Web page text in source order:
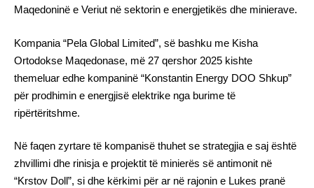
Maqedoninë e Veriut në sektorin e energjetikës dhe minierave.
Kompania “Pela Global Limited”, së bashku me Kisha
Ortodokse Maqedonase, më 27 qershor 2025 kishte
themeluar edhe kompaninë “Konstantin Energy DOO Shkup”
për prodhimin e energjisë elektrike nga burime të
ripërtëritshme.
Në faqen zyrtare të kompanisë thuhet se strategjia e saj është
zhvillimi dhe rinisja e projektit të minierës së antimonit në
“Krstov Doll”, si dhe kërkimi për ar në rajonin e Lukes pranë